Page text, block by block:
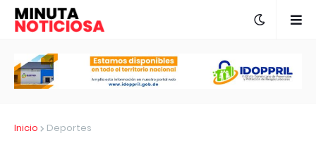
Inicio Deportes